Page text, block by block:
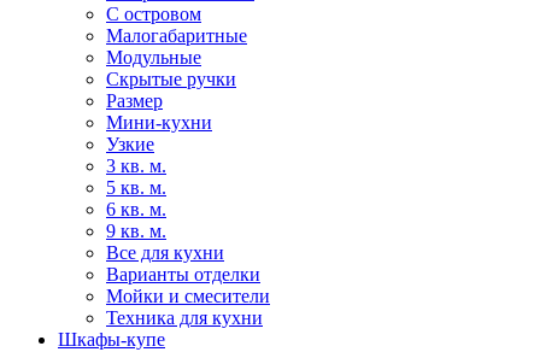
С островом
Малогабаритные
Модульные
Скрытые ручки
Размер
Мини-кухни
Узкие
3 кв. м.
5 кв. м.
6 кв. м.
9 кв. м.
Все для кухни
Варианты отделки
Мойки и смесители
Техника для кухни
Шкафы-купе